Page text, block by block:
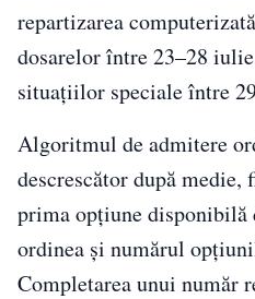
repartizarea
dosarelor între 23–28
situațiilor speciale între
Algoritmul de admitere
descrescător după
prima opțiune disponibilă
ordinea și numărul
Completarea unui număr